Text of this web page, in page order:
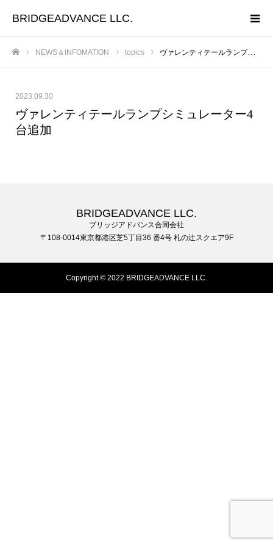
BRIDGEADVANCE LLC.
NEWS＆INFOMATION topics ヴァレンティテールランプシミュレーター4台追加
2023.09.30
ヴァレンティテールランプシミュレーター4
台追加
BRIDGEADVANCE LLC.
ブリッジアドバンス合同会社
〒108-0014東京都港区芝5丁目36 番4号 札の辻スクエア9F
Copyright © 2022 BRIDGEADVANCE LLC.